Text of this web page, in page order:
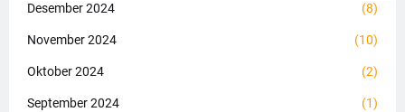
Desember 2024 (8)
November 2024 (10)
Oktober 2024 (2)
September 2024 (1)